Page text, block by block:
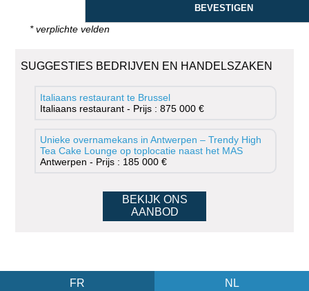
* verplichte velden
SUGGESTIES BEDRIJVEN EN HANDELSZAKEN
Italiaans restaurant te Brussel
Italiaans restaurant - Prijs : 875 000 €
Unieke overnamekans in Antwerpen – Trendy High
Tea Cake Lounge op toplocatie naast het MAS
Antwerpen - Prijs : 185 000 €
BEKIJK ONS
AANBOD
FR NL